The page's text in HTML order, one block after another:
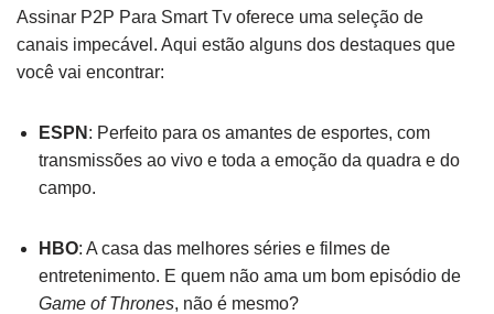
Assinar P2P Para Smart Tv oferece uma seleção de
canais impecável. Aqui estão alguns dos destaques que
você vai encontrar:
ESPN : Perfeito para os amantes de esportes, com
transmissões ao vivo e toda a emoção da quadra e do
campo.
HBO: A casa das melhores séries e filmes de
entretenimento. E quem não ama um bom episódio de
Game of Thrones, não é mesmo?